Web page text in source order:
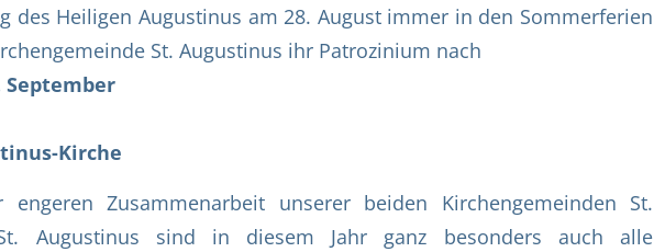
des Heiligen Augustinus am 28. August immer in den Sommerferien
St. Augustinus ihr Patrozinium nach
September
Kirche
Zusammenarbeit unserer beiden Kirchengemeinden St.
Augustinus sind in diesem Jahr ganz besonders auch alle